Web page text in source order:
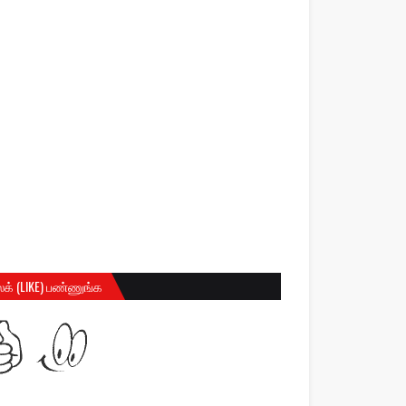
(LIKE) பண்ணுங்க